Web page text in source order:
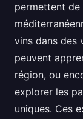
permettent
vins dans des
peuvent
région, ou
explorer les
uniques. Ces